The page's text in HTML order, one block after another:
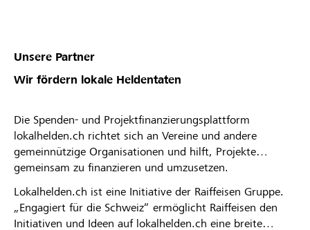
Unsere Partner
Wir fördern lokale Heldentaten
Die Spenden- und Projektfinanzierungsplattform
lokalhelden.ch richtet sich an Vereine und andere
gemeinnützige Organisationen und hilft, Projekte
gemeinsam zu finanzieren und umzusetzen.
Lokalhelden.ch ist eine Initiative der Raiffeisen Gruppe.
„Engagiert für die Schweiz“ ermöglicht Raiffeisen den
Initiativen und Ideen auf lokalhelden.ch eine breite